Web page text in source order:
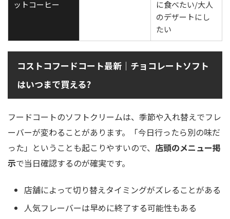
ットコーヒー
に食べたい/大人
のデザートにし
たい
コストコフードコート最新｜チョコレートソフト
はいつまで買える?
フードコートのソフトクリームは、季節や入れ替えでフレ
ーバーが変わることがあります。「今日行ったら別の味だ
った」ということも起こりやすいので、 店頭のメニュー掲
示で当日確認するのが確実です。
店舗によって切り替えタイミングがズレることがある
人気フレーバーは早めに終了する可能性もある